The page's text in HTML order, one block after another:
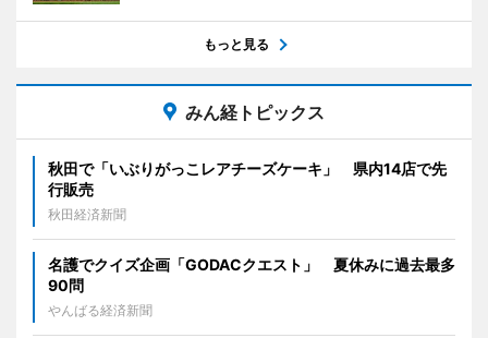
もっと見る
みん経トピックス
秋田で「いぶりがっこレアチーズケーキ」 県内14店で先
行販売
秋田経済新聞
名護でクイズ企画「GODACクエスト」 夏休みに過去最多
90問
やんばる経済新聞